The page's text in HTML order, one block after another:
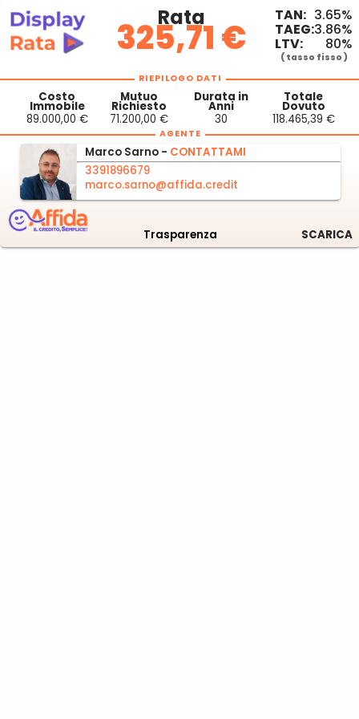
Rata
325,71 €
TAN: 3.65%
TAEG:3.86%
LTV: 80%
( tasso fisso )
RIEPILOGO DATI
Costo
Immobile
89.000,00 €
Mutuo
Richiesto
71.200,00 €
Durata in
Anni
30
Totale
Dovuto
118.465,39 €
AGENTE
Marco Sarno - CONTATTAMI
3391896679
marco.sarno@affida.credit
Trasparenza SCARICA